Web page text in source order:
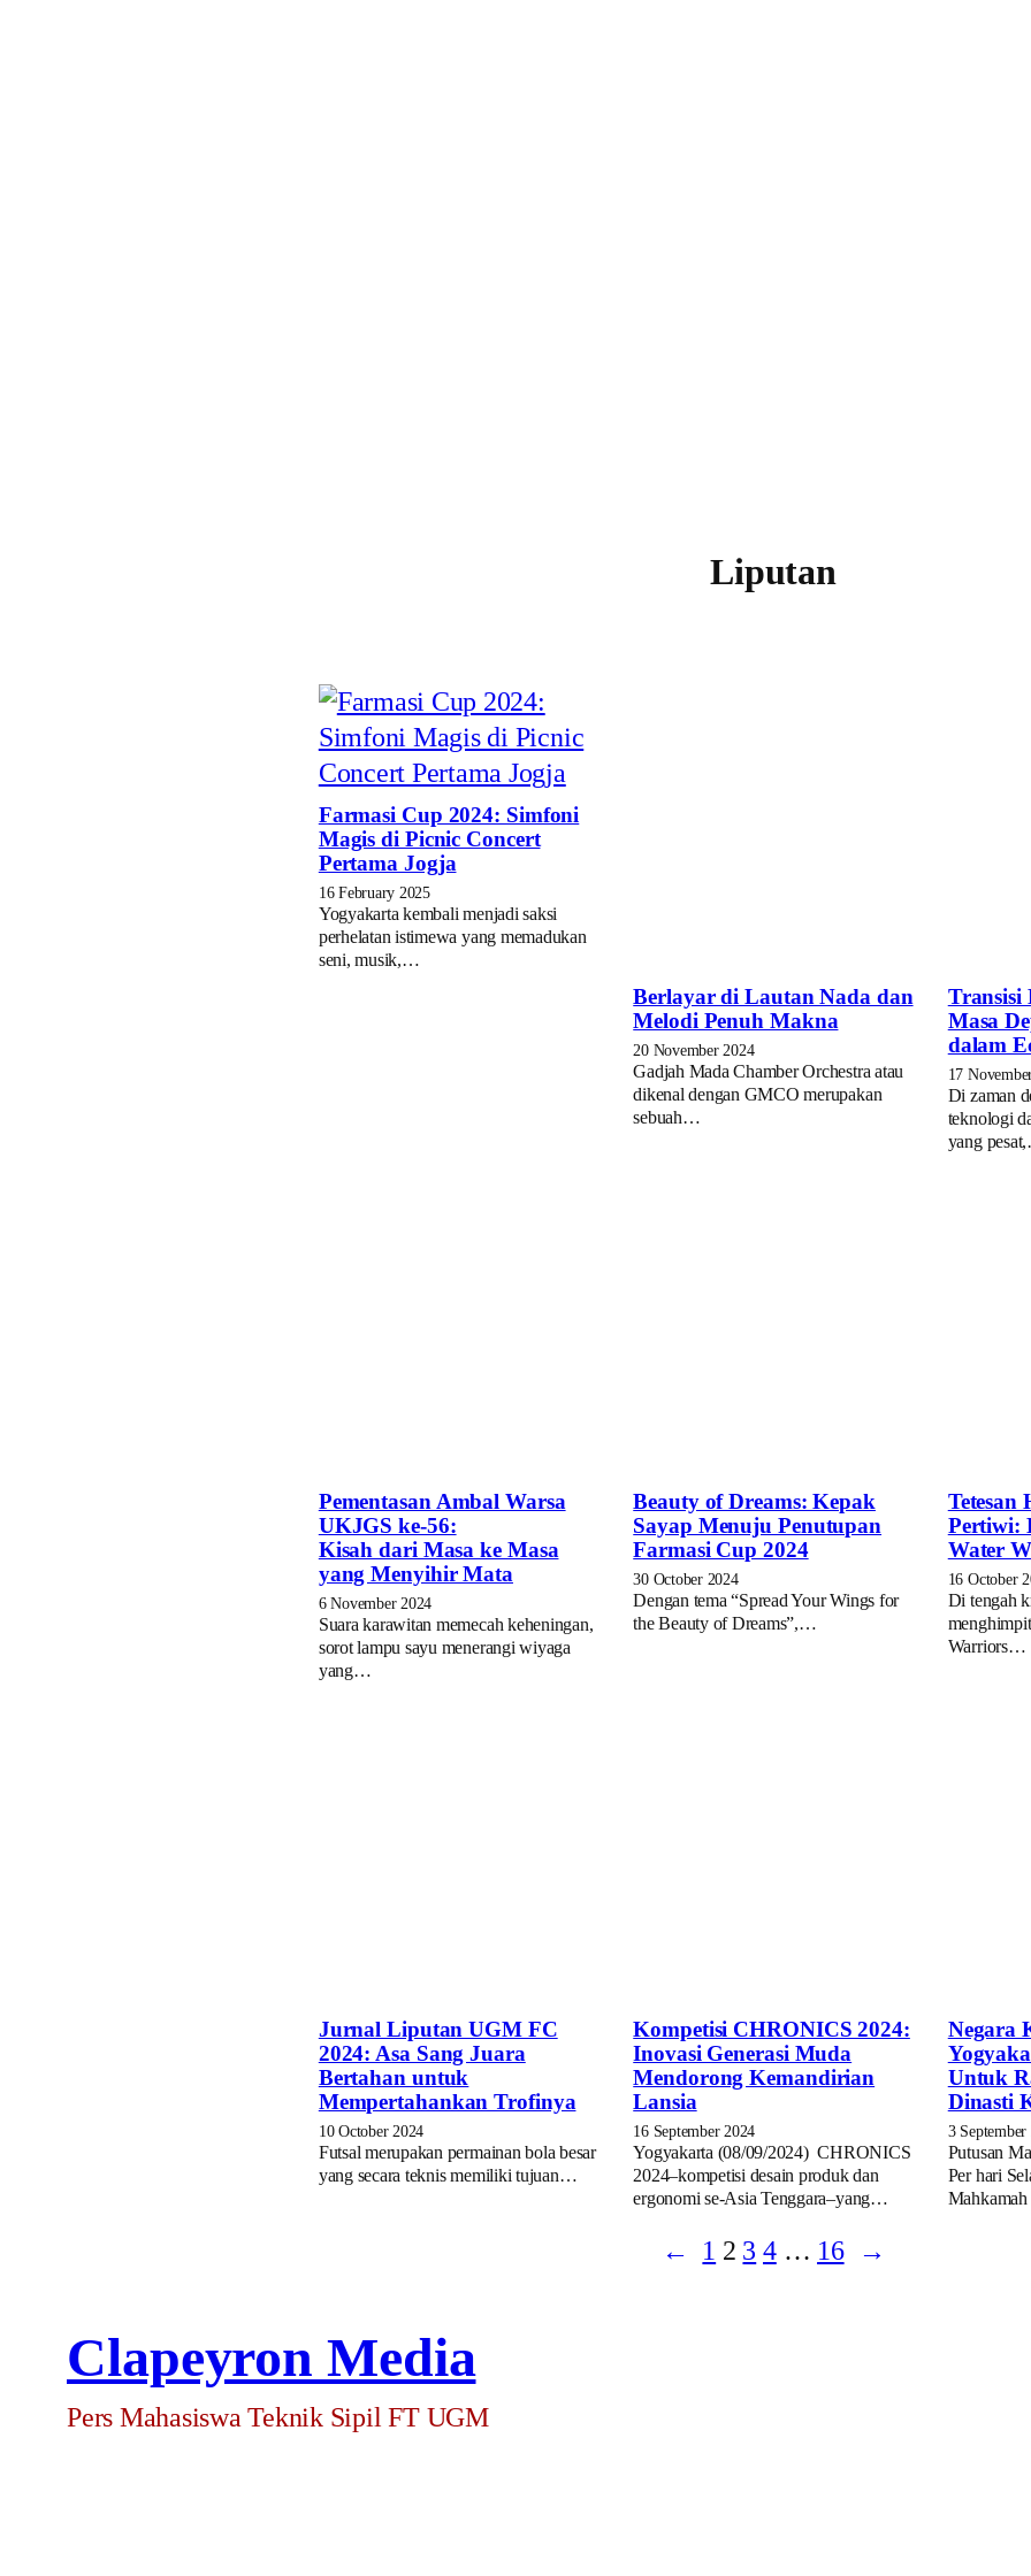
Liputan
Farmasi Cup 2024: Simfoni
Magis di Picnic Concert
Pertama Jogja
16 February 2025
Yogyakarta kembali menjadi saksi
perhelatan istimewa yang memadukan
seni, musik,…
Berlayar di Lautan Nada dan
Melodi Penuh Makna
20 November 2024
Gadjah Mada Chamber Orchestra atau
dikenal dengan GMCO merupakan
sebuah…
Transisi
Masa
dalam
17
Di zaman
teknologi
yang
Pementasan Ambal Warsa
UKJGS ke-56:
Kisah dari Masa ke Masa
yang Menyihir Mata
6 November 2024
Suara karawitan memecah keheningan,
sorot lampu sayu menerangi wiyaga
yang…
Beauty of Dreams: Kepak
Sayap Menuju Penutupan
Farmasi Cup 2024
30 October 2024
Dengan tema “Spread Your Wings for
the Beauty of Dreams”,…
Tetesan
Pertiwi:
Water
16 October
Di tengah
Warriors…
Jurnal Liputan UGM FC
2024: Asa Sang Juara
Bertahan untuk
Mempertahankan Trofinya
10 October 2024
Futsal merupakan permainan bola besar
yang secara teknis memiliki tujuan…
Kompetisi CHRONICS 2024:
Inovasi Generasi Muda
Mendorong Kemandirian
Lansia
16 September 2024
Yogyakarta (08/09/2024) CHRONICS
2024–kompetisi desain produk dan
ergonomi se-Asia Tenggara–yang…
Negara
Untuk
Dinasti
3 September
Putusan
Per hari
← 1 2 3 4 … 16 →
Clapeyron Media
Pers Mahasiswa Teknik Sipil FT UGM